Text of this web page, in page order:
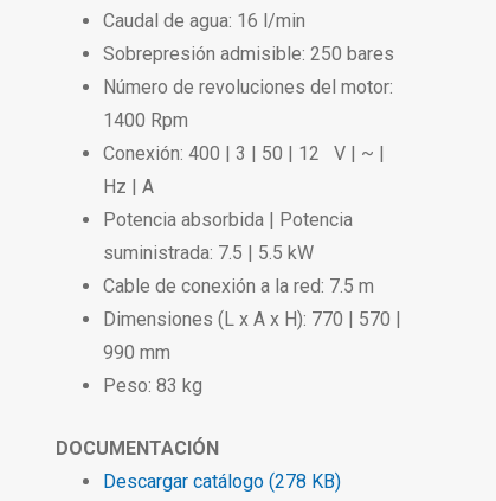
Caudal de agua: 16 l/min
Sobrepresión admisible: 250 bares
Número de revoluciones del motor:
1400 Rpm
Conexión: 400 | 3 | 50 | 12 V | ~ |
Hz | A
Potencia absorbida | Potencia
suministrada: 7.5 | 5.5 kW
Cable de conexión a la red: 7.5 m
Dimensiones (L x A x H): 770 | 570 |
990 mm
Peso: 83 kg
DOCUMENTACIÓN
Descargar catálogo (278 KB)